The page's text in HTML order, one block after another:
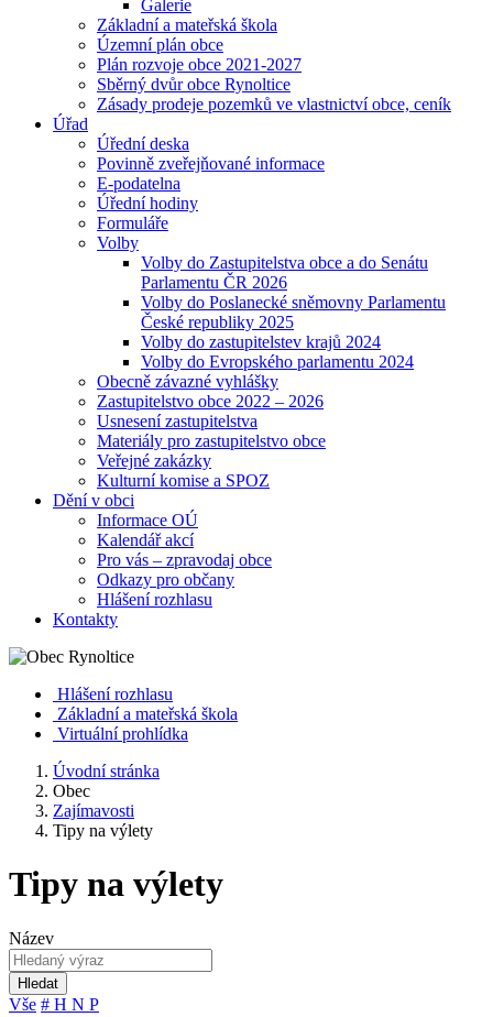
Galerie
Základní a mateřská škola
Územní plán obce
Plán rozvoje obce 2021-2027
Sběrný dvůr obce Rynoltice
Zásady prodeje pozemků ve vlastnictví obce, ceník
Úřad
Úřední deska
Povinně zveřejňované informace
E-podatelna
Úřední hodiny
Formuláře
Volby
Volby do Zastupitelstva obce a do Senátu
Parlamentu ČR 2026
Volby do Poslanecké sněmovny Parlamentu
České republiky 2025
Volby do zastupitelstev krajů 2024
Volby do Evropského parlamentu 2024
Obecně závazné vyhlášky
Zastupitelstvo obce 2022 – 2026
Usnesení zastupitelstva
Materiály pro zastupitelstvo obce
Veřejné zakázky
Kulturní komise a SPOZ
Dění v obci
Informace OÚ
Kalendář akcí
Pro vás – zpravodaj obce
Odkazy pro občany
Hlášení rozhlasu
Kontakty
Hlášení rozhlasu
Základní a mateřská škola
Virtuální prohlídka
Úvodní stránka
Obec
Zajímavosti
Tipy na výlety
Tipy na výlety
Název
Hledat
Vše # H N P